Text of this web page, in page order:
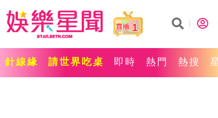
1
針線緣 請世界吃桌 即時 熱門 熱搜